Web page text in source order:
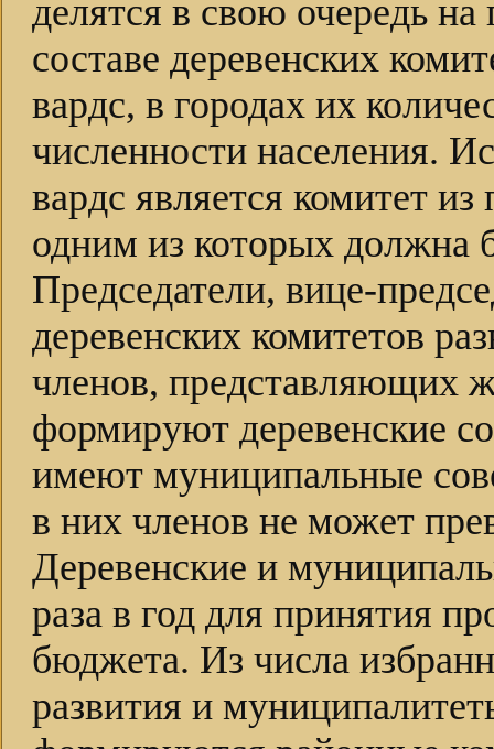
делятся в свою очередь
составе деревенских
вардс, в городах их
численности населения.
вардс является комитет
одним из которых должна
Председатели, вице-
деревенских комитетов
членов, представляющих
формируют деревенские
имеют муниципальные
в них членов не может
Деревенские и
раза в год для принятия
бюджета. Из числа
развития и